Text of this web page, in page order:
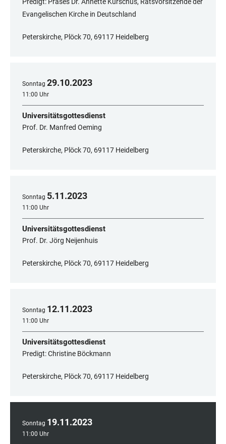
Evangelischen Kirche in Deutschland
Peterskirche, Plöck 70, 69117 Heidelberg
Sonntag 29.10.2023
11:00 Uhr
Universitätsgottesdienst
Prof. Dr. Manfred Oeming
Peterskirche, Plöck 70, 69117 Heidelberg
Sonntag 5.11.2023
11:00 Uhr
Universitätsgottesdienst
Prof. Dr. Jörg Neijenhuis
Peterskirche, Plöck 70, 69117 Heidelberg
Sonntag 12.11.2023
11:00 Uhr
Universitätsgottesdienst
Predigt: Christine Böckmann
Peterskirche, Plöck 70, 69117 Heidelberg
Sonntag 19.11.2023
11:00 Uhr